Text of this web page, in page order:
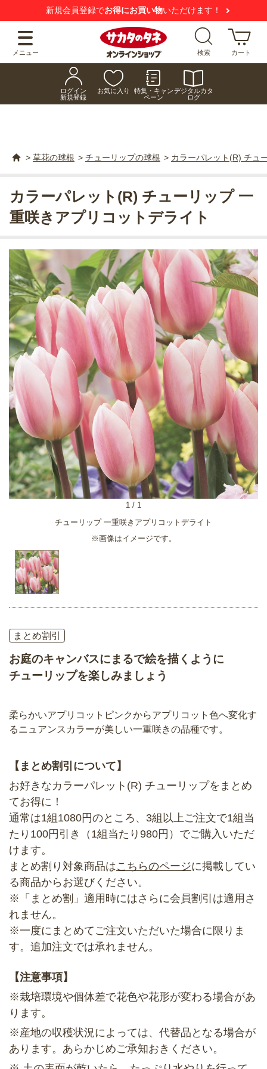
新規会員登録でお得にお買い物いただけます！
メニュー 検索 カート
ログイン
新規登録
お気に入り
特集・キャン
ペーン
デジタルカタ
ログ
> 草花の球根 > チューリップの球根 > カラーパレット(R) チュ
チューリップ 一重咲きアプリコットデライト
※画像はイメージです。
1 / 1
カラーパレット(R) チューリップ 一
重咲きアプリコットデライト
まとめ割引
お庭のキャンバスにまるで絵を描くように
チューリップを楽しみましょう
柔らかいアプリコットピンクからアプリコット色へ変化す
るニュアンスカラーが美しい一重咲きの品種です。
【まとめ割引について】
お好きなカラーパレット(R) チューリップをまとめ
てお得に！
通常は1組1080円のところ、3組以上ご注文で1組当
たり100円引き（1組当たり980円）でご購入いただ
けます。
まとめ割り対象商品はこちらのページに掲載してい
る商品からお選びください。
※「まとめ割」適用時にはさらに会員割引は適用さ
れません。
※一度にまとめてご注文いただいた場合に限りま
す。追加注文では承れません。
【注意事項】
※栽培環境や個体差で花色や花形が変わる場合があ
ります。
※産地の収穫状況によっては、代替品となる場合が
あります。あらかじめご承知おきください。